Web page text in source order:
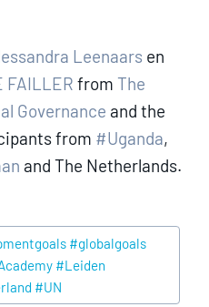
Leenaars en
FAILLER from The
Governance and the
from #Uganda,
and The Netherlands.
#globalgoals
#Leiden
#UN